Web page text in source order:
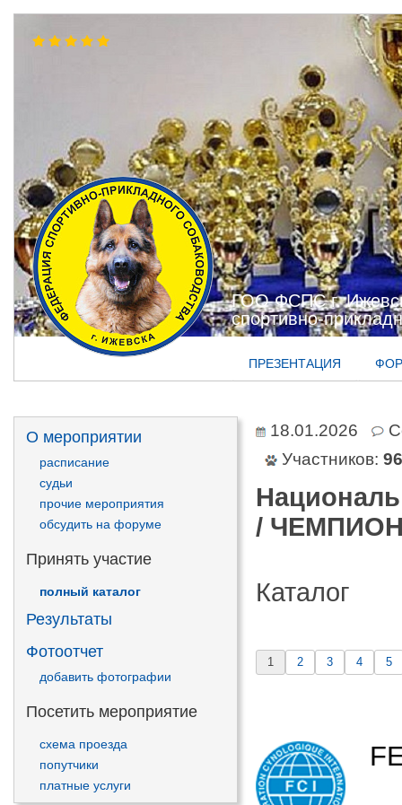
ГОО ФСПС г.
спортивно-
ПРЕЗЕНТАЦИЯ
О мероприятии
расписание
судьи
прочие мероприятия
обсудить на форуме
Принять участие
полный каталог
Результаты
Фотоотчет
добавить фотографии
Посетить мероприятие
схема проезда
попутчики
платные услуги
18.01.2026
Участников: 96
/
Каталог
1 2 3 4 5